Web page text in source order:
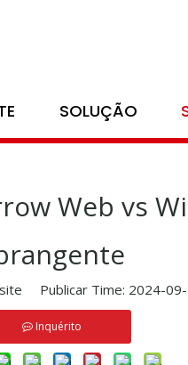
SOLUÇÃO
Web vs
Publicar Time: 2024-
Inquérito